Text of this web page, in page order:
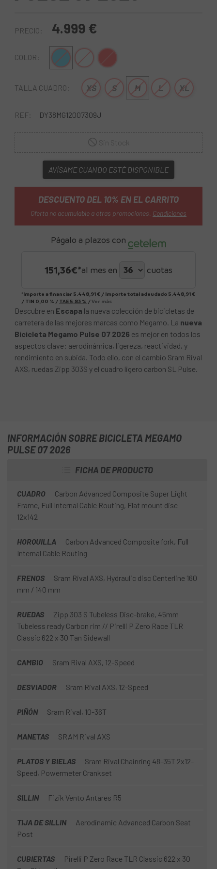
PRECIO: 4.999 €
COLOR: AzulBlanco-Azul
TALLA CUADRO: XS S M L XL
REF: DY38MG12007309J
AVÍSAME CUANDO ESTÉ DISPONIBLE
DESCUENTO DEL 10% EN EL CARRITO
Oferta no acumulable a otras promociones. Condiciones
Págalo a plazos con
151,36€*al mes en cuotas
*Importe a financiar 5.448,91 € / Importe total adeudado 5.448,91 €
/ TIN 0,00 % / TAE 5,83 % /Ver más
Descubre en Escapa la nueva colección de bicicletas de
carretera de las mejores marcas como Megamo. La nueva
Bicicleta Megamo Pulse 07 2026 es mejor en todos los
aspectos clave: aerodinámica, ligereza, reactividad, y
rendimiento en subida. Todo ello, con el cambio Sram Rival
AXS, ruedas Zipp 303S y el cuadro ligero carbon SL Pulse.
INFORMACIÓN SOBRE BICICLETA MEGAMO
PULSE 07 2026
FICHA DE PRODUCTO
CUADRO
Carbon Advanced Composite Super Light
Frame, Full Internal Cable Routing, Flat mount disc
12x142
HORQUILLA
Carbon Advanced Composite fork, Full
Internal Cable Routing
FRENOS
Sram Rival AXS, Hydraulic disc Centerline 160
mm / 140 mm
RUEDAS
Zipp 303 S Tubeless Disc-brake, 45mm
Tubeless ready Carbon rim // Pirelli P Zero Race TLR
Classic 622 x 30 Tan Sidewall
CAMBIO Sram Rival AXS, 12-Speed
DESVIADOR Sram Rival AXS, 12-Speed
PIÑÓN Sram Rival, 10-36T
MANETAS SRAM Rival AXS
PLATOS Y BIELAS
Sram Rival Chainring 48-35T 2x12-
Speed, Powermeter Crankset
SILLIN Fizik Vento Antares R5
TIJA DE SILLIN
Aerodinamic Advanced Carbon Seat
Post
CUBIERTAS
Pirelli P Zero Race TLR Classic 622 x 30